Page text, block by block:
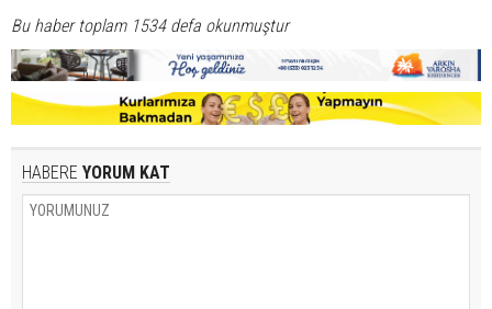
Bu haber toplam 1534 defa okunmuştur
HABERE YORUM KAT